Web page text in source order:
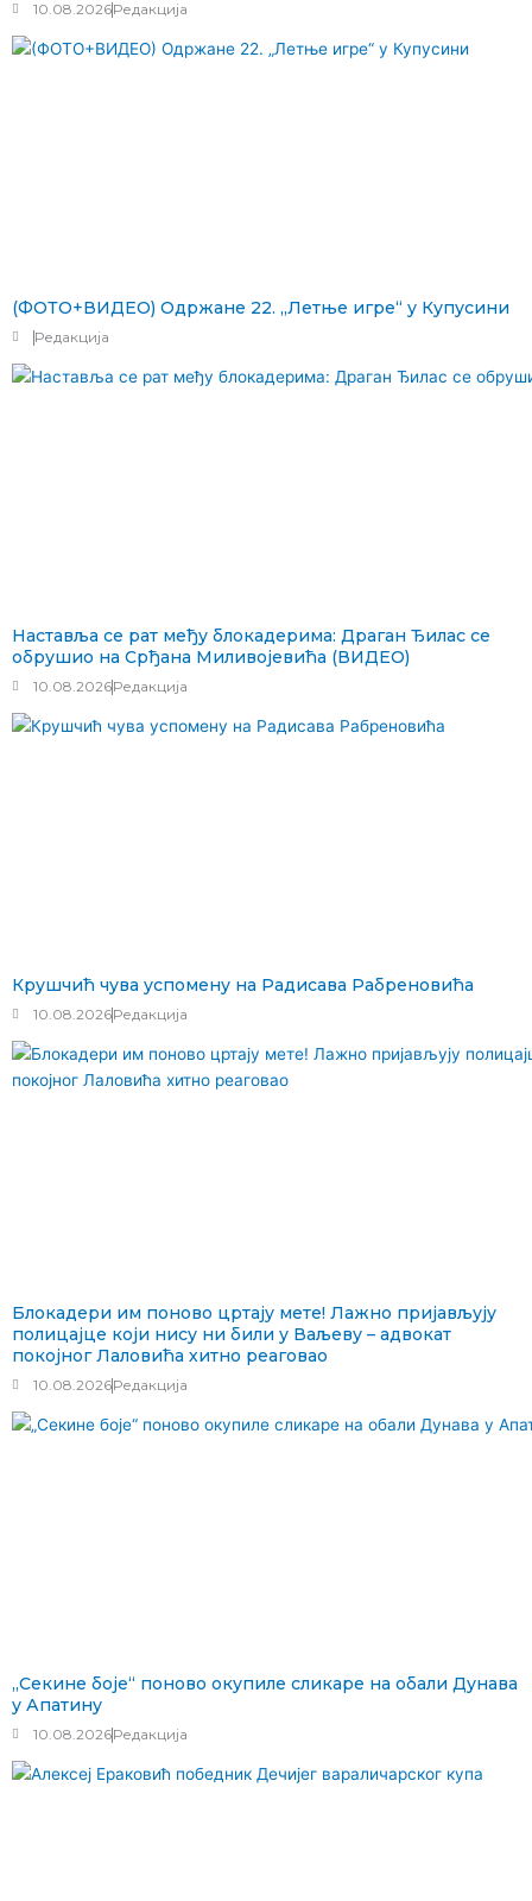
10.08.2026Редакција
(ФОТО+ВИДЕО) Одржане 22. „Летње игре“ у Купусини
Редакција
Наставља се рат међу блокадерима: Драган Ђилас се
обрушио на Срђана Миливојевића (ВИДЕО)
10.08.2026Редакција
Крушчић чува успомену на Радисава Рабреновића
10.08.2026Редакција
Блокадери им поново цртају мете! Лажно пријављују
полицајце који нису ни били у Ваљеву – адвокат
покојног Лаловића хитно реаговао
10.08.2026Редакција
„Секине боје“ поново окупиле сликаре на обали Дунава
у Апатину
10.08.2026Редакција